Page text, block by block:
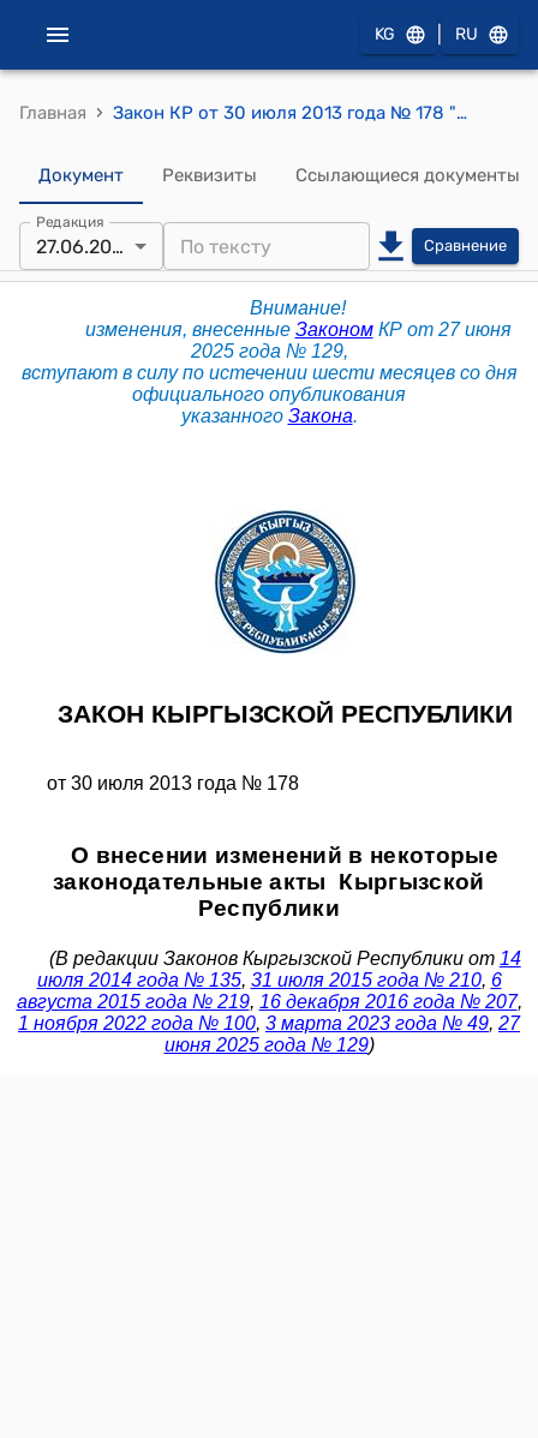
KG RU
Главная › Закон КР от 30 июля 2013 года № 178 "О внесении изменений в некоторые законодательные акты Кыргызской Республики"
Документ Реквизиты Ссылающиеся документы
Редакция
27.06.2025 Сравнение